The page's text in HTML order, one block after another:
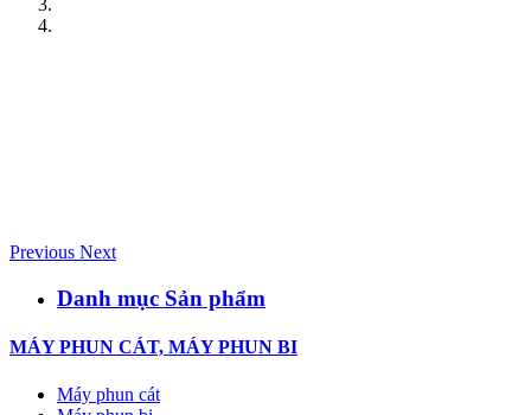
Previous Next
Danh mục Sản phẩm
MÁY PHUN CÁT, MÁY PHUN BI
Máy phun cát